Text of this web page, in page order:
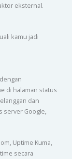
eksternal.
kamu jadi
di halaman status
dan
server Google,
Uptime Kuma,
secara